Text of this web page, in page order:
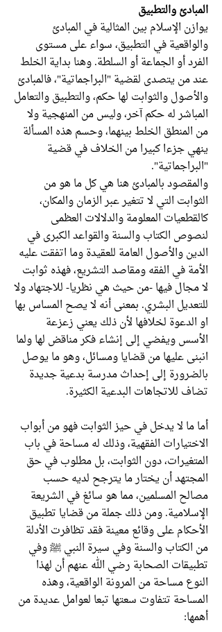
المبادئ والتطبيق
يوازن الإسلام بين المثالية في المبادئ
والواقعية في التطبيق، سواء على مستوى
الفرد أو الجماعة أو السلطة. وهنا بداية الخلط
عند من يتصدى لقضية "البراجماتية"، فالمبادئ
والأصول والثوابت لها حكم، والتطبيق والتعامل
المباشر له حكم آخر، وليس من المنهجية ولا
من المنطق الخلط بينهما، وحسم هذه المسألة
ينهي جزءا كبيرا من الخلاف في قضية
"البراجماتية".
والمقصود بالمبادئ هنا هي كل ما هو من
الثوابت التي لا تتغير عبر الزمان والمكان،
كالقطعيات المعلومة والدلالات العظمى
لنصوص الكتاب والسنة والقواعد الكبرى في
الدين والأصول العامة للعقيدة وما اتفقت عليه
الأمة في الفقه ومقاصد التشريع، فهذه ثوابت
لا مجال فيها -من حيث هي نظريا- للاجتهاد ولا
للتعديل البشري. بمعنى أنه لا يصح المساس بها
او الدعوة لخلافها لأن ذلك يعني زعزعة
الأسس ويفضي إلى إنشاء فكر مناقض لها ولما
انبنى عليها من قضايا ومسائل، وهو ما يوصل
بالضرورة إلى إحداث مدرسة بدعية جديدة
تضاف للاتجاهات البدعية الكثيرة.
أما ما لا يدخل في حيز الثوابت فهو من أبواب
الاختيارات الفقهية، وذلك له مساحة في باب
المتغيرات، دون الثوابت، بل مطلوب في حق
المجتهد أن يختار ما يترجح لديه حسب
مصالح المسلمين، مما هو سائغ في الشريعة
الإسلامية. ومن ذلك جملة من قضايا تطبيق
الأحكام على وقائع معينة فقد تظافرت الأدلة
من الكتاب والسنة وفي سيرة النبي ﷺ وفي
تطبيقات الصحابة رضي الله عنهم أن لهذا
النوع مساحة من المرونة الواقعية، وهذه
المساحة تتفاوت سعتها تبعا لعوامل عديدة من
أهمها: